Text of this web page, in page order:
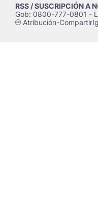
RSS / SUSCRIPCIÓN A
Gob: 0800-777-0801 -
cAtribución-